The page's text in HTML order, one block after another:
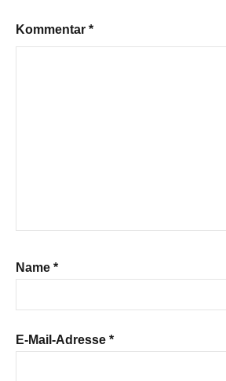
Kommentar *
Name *
E-Mail-Adresse *